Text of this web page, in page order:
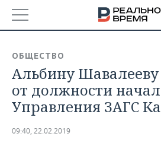
БАШКОРТОСТАН
ТАТАРСТАН
НОВОСТИ
АНАЛИТИКА
ОБЩЕСТВО
Альбину
от должности
Управления ЗАГС
09:40, 22.02.2019